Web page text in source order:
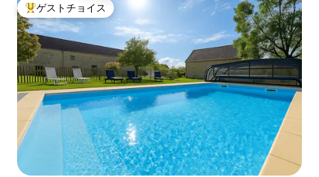
大好評のゲストチョイスです。
ゲストチョイス